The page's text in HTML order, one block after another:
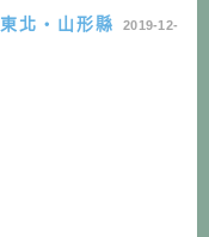
東北・山形縣 2019-12-